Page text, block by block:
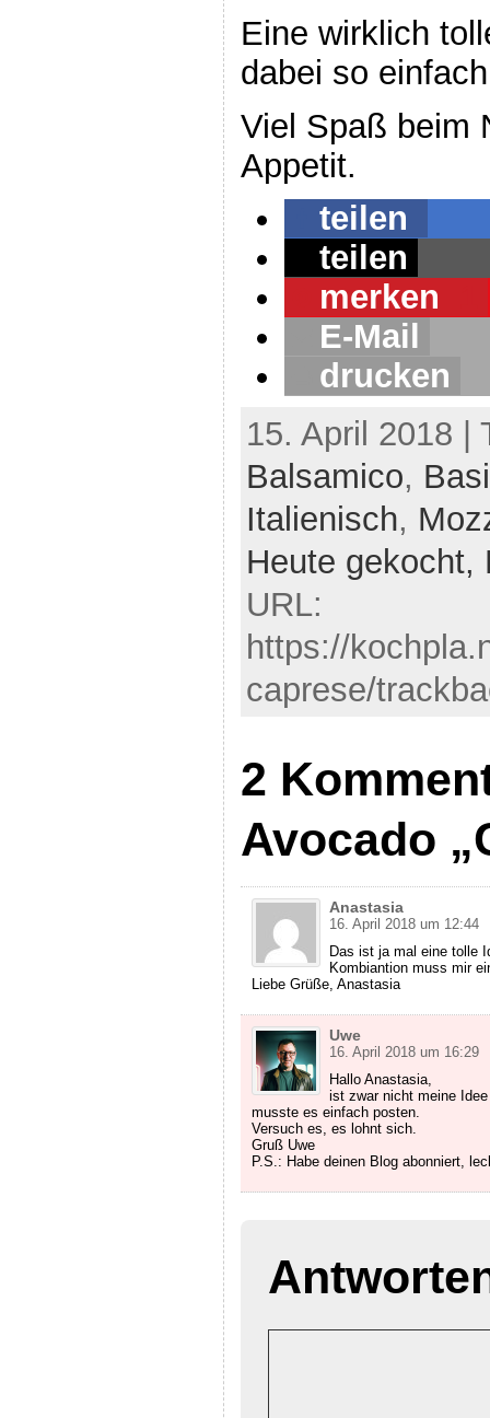
Eine wirklich
dabei so
Viel Spaß beim
Appetit.
teilen
teilen
merken
E-Mail
drucken
15. April 2018 |
Balsamico,
Italienisch,
Heute gekocht,
URL:
https://
caprese/
2
Avocado
Anastasia
16. April 2018 um 12:44
Das ist ja mal eine tolle
Kombiantion muss mir
Liebe Grüße, Anastasia
Uwe
16. April 2018 um 16:29
Hallo Anastasia,
ist zwar nicht meine
musste es einfach posten.
Versuch es, es lohnt sich.
Gruß Uwe
P.S.: Habe deinen Blog abonniert,